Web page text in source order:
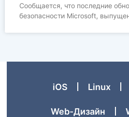
Сообщается, что последние
безопасности Microsoft,
iOS Linux
Web-Дизайн